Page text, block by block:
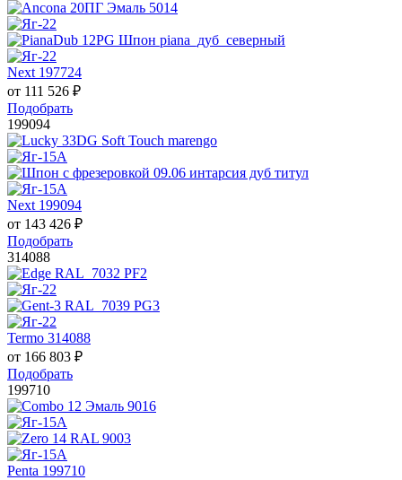
Next 197724
от 111 526 ₽
Подобрать
199094
Next 199094
от 143 426 ₽
Подобрать
314088
Termo 314088
от 166 803 ₽
Подобрать
199710
Penta 199710